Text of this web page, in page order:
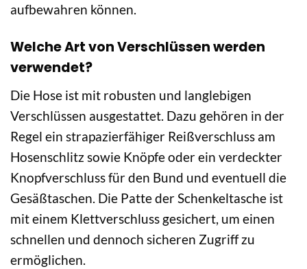
aufbewahren können.
Welche Art von Verschlüssen werden
verwendet?
Die Hose ist mit robusten und langlebigen
Verschlüssen ausgestattet. Dazu gehören in der
Regel ein strapazierfähiger Reißverschluss am
Hosenschlitz sowie Knöpfe oder ein verdeckter
Knopfverschluss für den Bund und eventuell die
Gesäßtaschen. Die Patte der Schenkeltasche ist
mit einem Klettverschluss gesichert, um einen
schnellen und dennoch sicheren Zugriff zu
ermöglichen.